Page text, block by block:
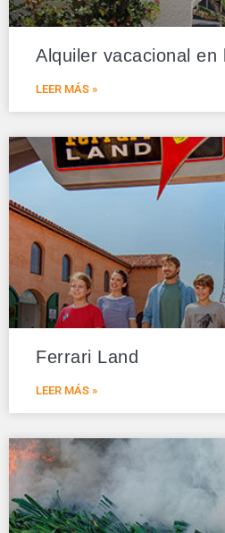
Alquiler vacacional en
LEER MÁS »
Ferrari Land
LEER MÁS »